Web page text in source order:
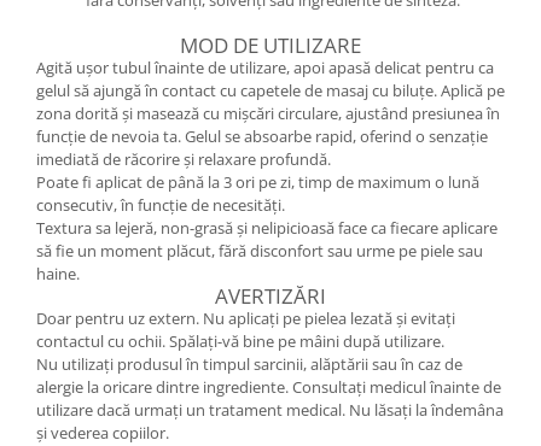
MOD DE UTILIZARE
Agită ușor tubul înainte de utilizare, apoi apasă delicat pentru ca
gelul să ajungă în contact cu capetele de masaj cu biluțe. Aplică pe
zona dorită și masează cu mișcări circulare, ajustând presiunea în
funcție de nevoia ta. Gelul se absoarbe rapid, oferind o senzație
imediată de răcorire și relaxare profundă.
Poate fi aplicat de până la 3 ori pe zi, timp de maximum o lună
consecutiv, în funcție de necesități.
Textura sa lejeră, non-grasă și nelipicioasă face ca fiecare aplicare
să fie un moment plăcut, fără disconfort sau urme pe piele sau
haine.
AVERTIZĂRI
Doar pentru uz extern. Nu aplicați pe pielea lezată și evitați
contactul cu ochii. Spălați-vă bine pe mâini după utilizare.
Nu utilizați produsul în timpul sarcinii, alăptării sau în caz de
alergie la oricare dintre ingrediente. Consultați medicul înainte de
utilizare dacă urmați un tratament medical. Nu lăsați la îndemâna
și vederea copiilor.